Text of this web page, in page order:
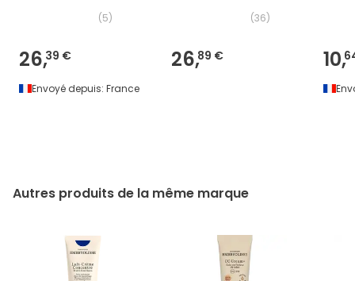
(5)
26,39 €
Envoyé depuis: France
(36)
26,89 € 10,
Autres produits de la même marque